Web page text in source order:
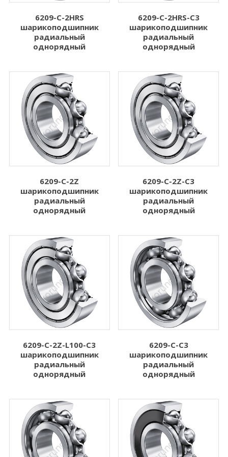
6209-C-2HRS
шарикоподшипник
радиальный
однорядный
6209-C-2HRS-C3
шарикоподшипник
радиальный
однорядный
6209-C-2Z
шарикоподшипник
радиальный
однорядный
6209-C-2Z-C3
шарикоподшипник
радиальный
однорядный
6209-C-2Z-L100-C3
шарикоподшипник
радиальный
однорядный
6209-C-C3
шарикоподшипник
радиальный
однорядный